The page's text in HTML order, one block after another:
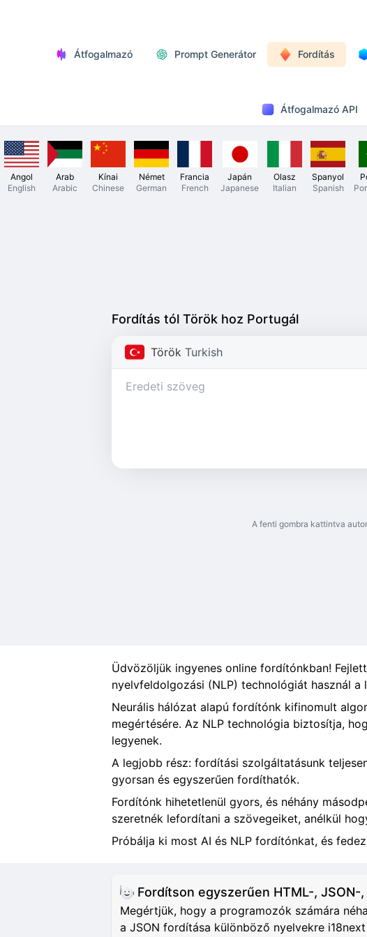
Átfogalmazó Prompt Generátor Fordítás
Átfogalmazó API
Angol
English
Arab
Arabic
Kínai
Chinese
Német
German
Francia
French
Japán
Japanese
Olasz
Italian
Spanyol
Spanish
Fordítás tól Török hoz Portugál
Török Turkish
A fenti gombra kattintva
Üdvözöljük ingyenes online fordítónkban!
nyelvfeldolgozási (NLP) technológiát használ
Neurális hálózat alapú fordítónk kifinomult
megértésére. Az NLP technológia biztosítja,
legyenek.
A legjobb rész: fordítási szolgáltatásunk
gyorsan és egyszerűen fordíthatók.
Fordítónk hihetetlenül gyors, és néhány
szeretnék lefordítani a szövegeiket, anélkül
Próbálja ki most AI és NLP fordítónkat, és
Fordítson egyszerűen HTML-,
Megértjük, hogy a programozók számára
a JSON fordítása különböző nyelvekre